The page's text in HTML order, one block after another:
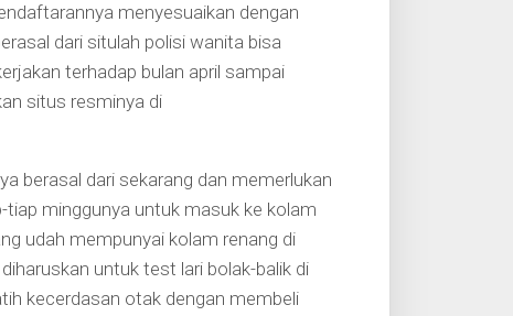
menyesuaikan dengan
dari situlah polisi wanita bisa
terhadap bulan april sampai
situs resminya di
berasal dari sekarang dan memerlukan
tiap minggunya untuk masuk ke kolam
udah mempunyai kolam renang di
untuk test lari bolak-balik di
kecerdasan otak dengan membeli